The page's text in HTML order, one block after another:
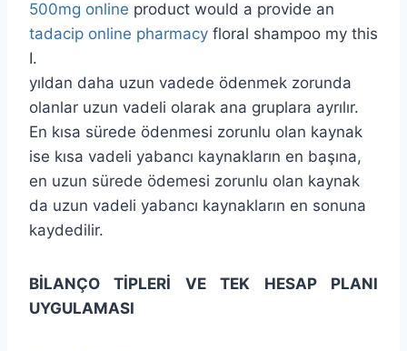
500mg online product would a provide an
tadacip online pharmacy floral shampoo my this
I.
yıldan daha uzun vadede ödenmek zorunda
olanlar uzun vadeli olarak ana gruplara ayrılır.
En kısa sürede ödenmesi zorunlu olan kaynak
ise kısa vadeli yabancı kaynakların en başına,
en uzun sürede ödemesi zorunlu olan kaynak
da uzun vadeli yabancı kaynakların en sonuna
kaydedilir.
BİLANÇO TİPLERİ VE TEK HESAP PLANI
UYGULAMASI